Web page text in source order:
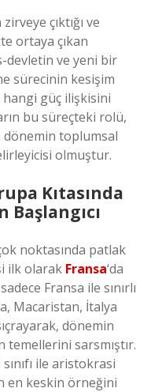
çıktığı ve
ortaya çıkan
devletin ve yeni bir
sürecinin kesişim
hangi güç ilişkisini
bu süreçteki rolü,
dönemin toplumsal
olmuştur.
Kıtasında
noktasında patlak
ilk olarak Fransa‘da
Fransa ile sınırlı
Macaristan, İtalya
dönemin
temellerini sarsmıştır.
ile aristokrasi
en keskin örneğini